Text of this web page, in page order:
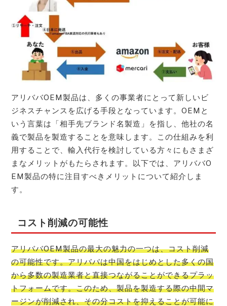
アリババOEM製品は、多くの事業者にとって新しいビ
ジネスチャンスを広げる手段となっています。OEMと
いう言葉は「相手先ブランド名製造」を指し、他社の名
義で製品を製造することを意味します。この仕組みを利
用することで、輸入代行を検討している方々にもさまざ
まなメリットがもたらされます。以下では、アリババO
EM製品の特に注目すべきメリットについて紹介しま
す。
コスト削減の可能性
アリババOEM製品の最大の魅力の一つは、コスト削減
の可能性です。アリババは中国をはじめとした多くの国
から多数の製造業者と直接つながることができるプラッ
トフォームです。このため、製品を製造する際の中間マ
ージンが削減され、その分コストを抑えることが可能に